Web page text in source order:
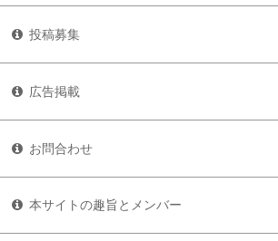
投稿募集
広告掲載
お問合わせ
本サイトの趣旨とメンバー